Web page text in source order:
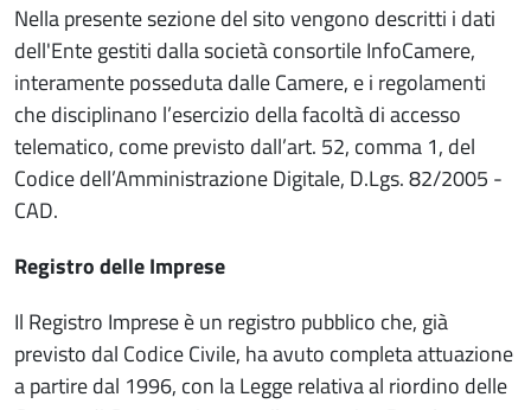
Nella presente sezione del sito vengono descritti i dati
dell'Ente gestiti dalla società consortile InfoCamere,
interamente posseduta dalle Camere, e i regolamenti
che disciplinano l’esercizio della facoltà di accesso
telematico, come previsto dall’art. 52, comma 1, del
Codice dell’Amministrazione Digitale, D.Lgs. 82/2005 -
CAD.
Registro delle Imprese
Il Registro Imprese è un registro pubblico che, già
previsto dal Codice Civile, ha avuto completa attuazione
a partire dal 1996, con la Legge relativa al riordino delle